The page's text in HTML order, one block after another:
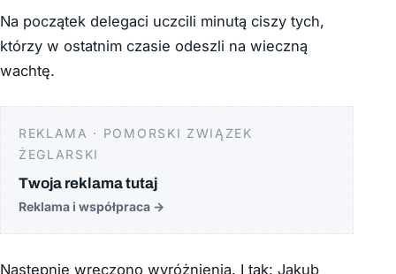
Na początek delegaci uczcili minutą ciszy tych,
którzy w ostatnim czasie odeszli na wieczną
wachtę.
REKLAMA · POMORSKI ZWIĄZEK
ŻEGLARSKI
Twoja reklama tutaj
Reklama i współpraca →
Następnie wręczono wyróżnienia. I tak: Jakub